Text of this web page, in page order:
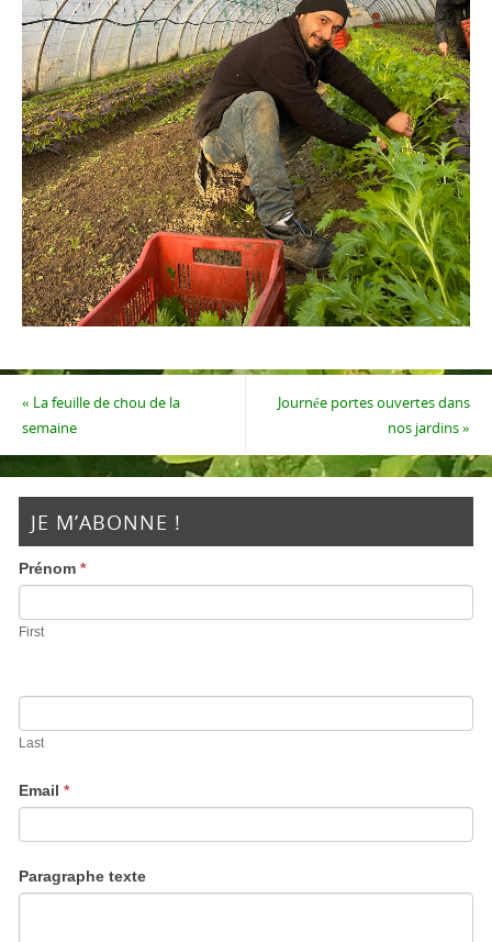
« La feuille de chou de la
semaine
Journée portes ouvertes dans
nos jardins»
JE M’ABONNE !
Prénom*
First
Last
Email*
Paragraphe texte